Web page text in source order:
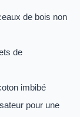
de bois non
de
imbibé
pour une